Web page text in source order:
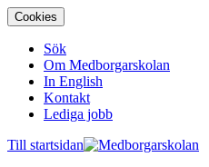
Cookies
Sök
Om Medborgarskolan
In English
Kontakt
Lediga jobb
Till startsidan